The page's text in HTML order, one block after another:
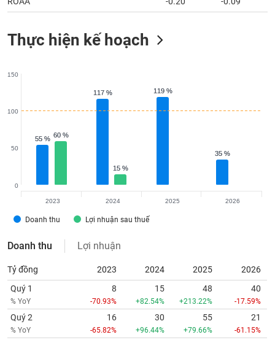
Thực hiện kế hoạch
55 %
55 %
117 %
117 % 119 %
119 %
35 %
35 %
60 %
60 %
15 %
15 %
Doanh thu Lợi nhuận sau thuế
0
50
100
150
2023 2024 2025 2026
Doanh thu Lợi nhuận
Tỷ đồng 2023 2024 2025
2026
Quý 1
% YoY
8
-70.93%
15
+82.54%
48
+213.22%
40
-17.59%
Quý 2
% YoY
16
-65.82%
30
+96.44%
55
+79.66%
21
-61.15%